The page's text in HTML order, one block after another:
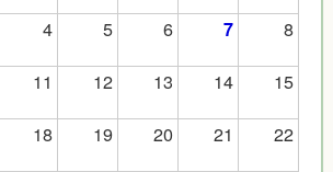
4 5 6 7
8
11 12 13 14
15
18 19 20 21
22